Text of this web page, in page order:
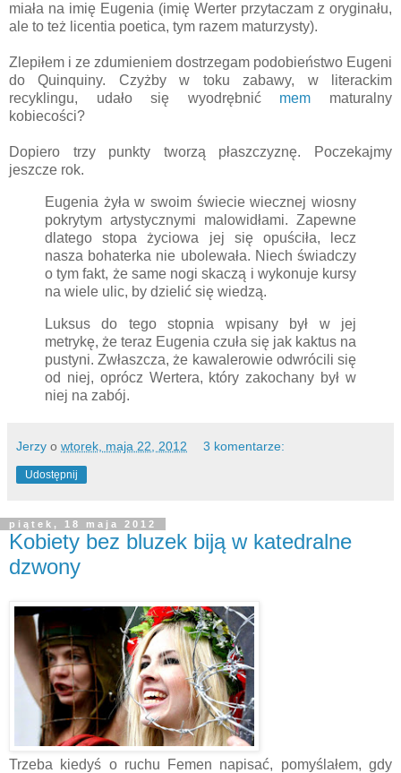
miała na imię Eugenia (imię Werter przytaczam z oryginału,
ale to też licentia poetica, tym razem maturzysty).
Zlepiłem i ze zdumieniem dostrzegam podobieństwo Eugeni
do Quinquiny. Czyżby w toku zabawy, w literackim
recyklingu, udało się wyodrębnić mem maturalny
kobiecości?
Dopiero trzy punkty tworzą płaszczyznę. Poczekajmy
jeszcze rok.
Eugenia żyła w swoim świecie wiecznej wiosny
pokrytym artystycznymi malowidłami. Zapewne
dlatego stopa życiowa jej się opuściła, lecz
nasza bohaterka nie ubolewała. Niech świadczy
o tym fakt, że same nogi skaczą i wykonuje kursy
na wiele ulic, by dzielić się wiedzą.
Luksus do tego stopnia wpisany był w jej
metrykę, że teraz Eugenia czuła się jak kaktus na
pustyni. Zwłaszcza, że kawalerowie odwrócili się
od niej, oprócz Wertera, który zakochany był w
niej na zabój.
Jerzy o wtorek, maja 22, 2012 3 komentarze:
Udostępnij
piątek, 18 maja 2012
Kobiety bez bluzek biją w katedralne
dzwony
Trzeba kiedyś o ruchu Femen napisać, pomyślałem, gdy